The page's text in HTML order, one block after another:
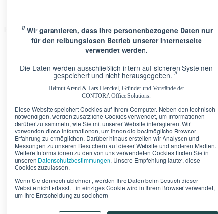
〃Wir garantieren, dass Ihre personenbezogene Daten nur
für den reibungslosen Betrieb unserer Internetseite
verwendet werden.
Die Daten werden ausschließlich intern auf sicheren Systemen
gespeichert und nicht herausgegeben.〃
Helmut Arend & Lars Henckel, Gründer und Vorstände der
CONTORA Office Solutions.
Diese Website speichert Cookies auf Ihrem Computer. Neben den technisch
notwendigen, werden zusätzliche Cookies verwendet, um Informationen
darüber zu sammeln, wie Sie mit unserer Website interagieren. Wir
verwenden diese Informationen, um Ihnen die bestmögliche Browser-
Erfahrung zu ermöglichen. Darüber hinaus erstellen wir Analysen und
Messungen zu unseren Besuchern auf dieser Website und anderen Medien.
Weitere Informationen zu den von uns verwendeten Cookies finden Sie in
unseren Datenschutzbestimmungen. Unsere Empfehlung lautet, diese
Cookies zuzulassen.
Wenn Sie dennoch ablehnen, werden Ihre Daten beim Besuch dieser
Website nicht erfasst. Ein einziges Cookie wird in Ihrem Browser verwendet,
um Ihre Entscheidung zu speichern.
Please Update Your browser
Berlin · Upper West Kurfürstendamm 11
Düsseldorf · Kö-Quartier Breite Straße 22
Frankfurt · Marienturm Taunusanlage 9-10
Frankfurt · TaunusTurm Taunustor 1
Frankfurt · Winx Tower Neue Mainzer Straße 6-10
Hamburg · Alter WallAlter Wall 32
München · Palais an der Oper Maximilianstraße 2
Stuttgart · KronprinzenpalaisKönigstraße 38
BürokonfiguratorUnser Tipp